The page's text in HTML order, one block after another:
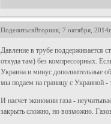
ПоделитьсяВторник, 7 октября,
Давление в трубе поддерживается
откуда там) без компрессорных.
Украина и минус дополнительные
мы подаем на границу с Украиной -
И насчет экономии газа -
закрыть сложно, но возможно.